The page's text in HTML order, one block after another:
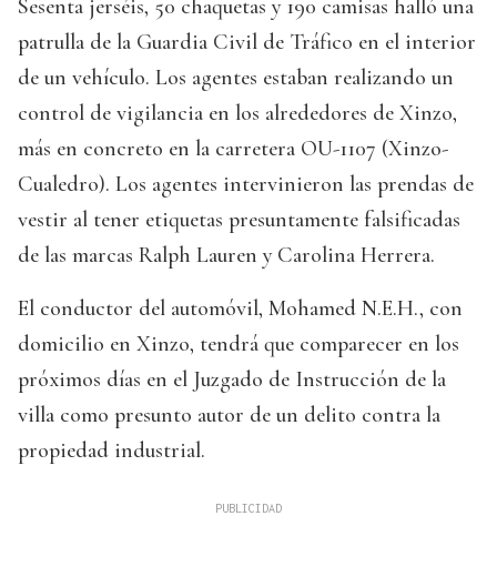
Sesenta jerséis, 50 chaquetas y 190 camisas halló una
patrulla de la Guardia Civil de Tráfico en el interior
de un vehículo. Los agentes estaban realizando un
control de vigilancia en los alrededores de Xinzo,
más en concreto en la carretera OU-1107 (Xinzo-
Cualedro). Los agentes intervinieron las prendas de
vestir al tener etiquetas presuntamente falsificadas
de las marcas Ralph Lauren y Carolina Herrera.
El conductor del automóvil, Mohamed N.E.H., con
domicilio en Xinzo, tendrá que comparecer en los
próximos días en el Juzgado de Instrucción de la
villa como presunto autor de un delito contra la
propiedad industrial.